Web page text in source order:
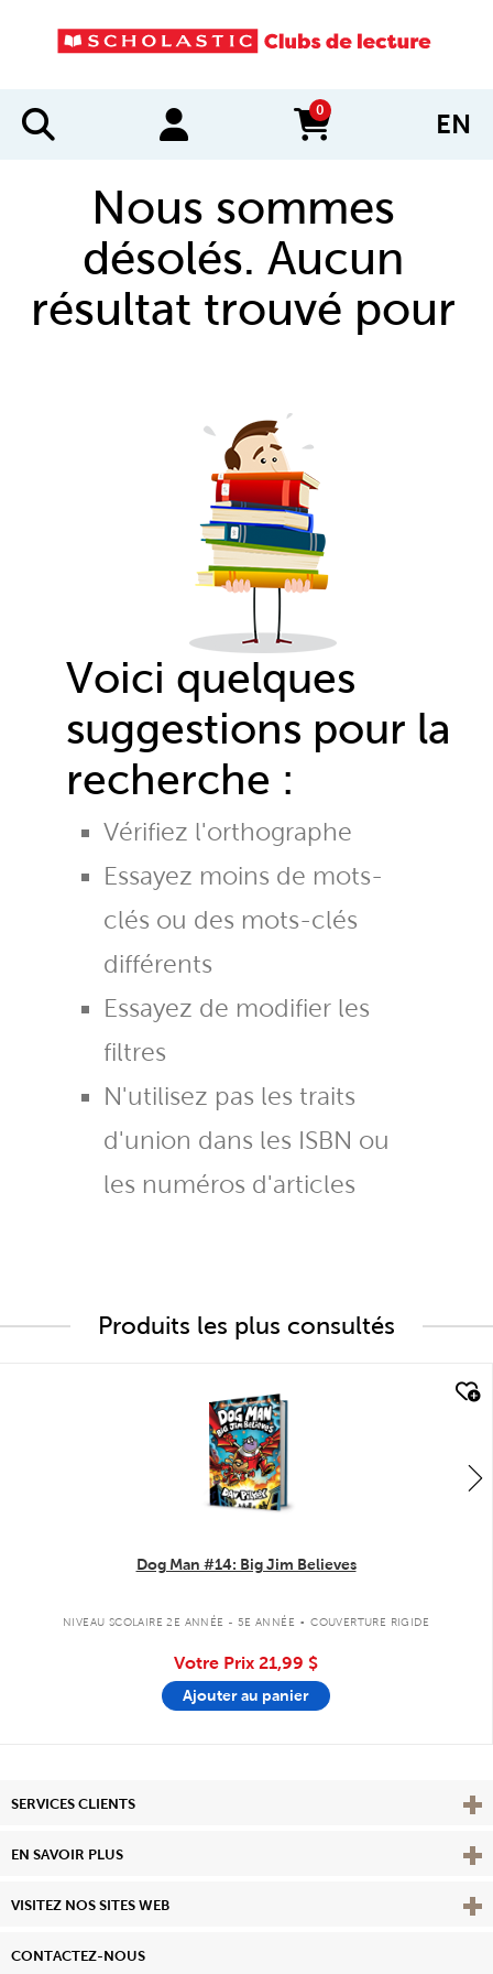
0
items in cart EN
Nous sommes
désolés. Aucun
résultat trouvé pour
Voici quelques
suggestions pour la
recherche :
Vérifiez l'orthographe
Essayez moins de mots-
clés ou des mots-clés
différents
Essayez de modifier les
filtres
N'utilisez pas les traits
d'union dans les ISBN ou
les numéros d'articles
Produits les plus consultés
Dog Man #14: Big Jim Believes
NIVEAU SCOLAIRE 2E ANNÉE - 5E ANNÉE . COUVERTURE RIGIDE
Votre Prix 21,99 $
Ajouter au panier
SERVICES CLIENTS
EN SAVOIR PLUS View
VISITEZ NOS SITES WEB
CONTACTEZ-NOUS